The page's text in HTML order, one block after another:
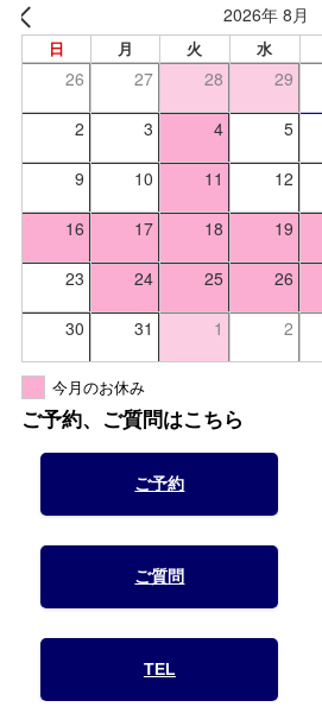
2026年 8月
日 月 火 水
26 27 28 29
2 3 4 5
9 10 11 12
16 17 18 19
23 24 25 26
30 31 1 2
今月のお休み
ご予約、ご質問はこちら
ご予約
ご質問
TEL